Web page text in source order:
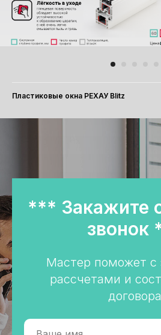
Пластиковые окна РЕХАУ Blitz
*** Закажите
звонок
Мастер поможет с
рассчетами и
договора